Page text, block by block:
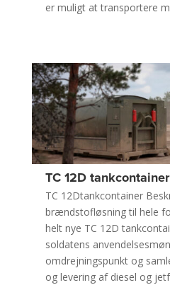
er muligt at transportere
TC 12D tankcontainer
TC 12Dtankcontainer
brændstofløsning til hele
helt nye TC 12D
soldatens
omdrejningspunkt og
og levering af diesel og